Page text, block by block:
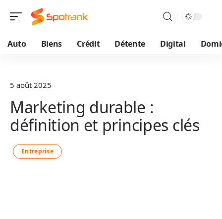
Auto Biens Crédit Détente Digital
5 août 2025
Marketing durable :
définition et principes clés
Entreprise